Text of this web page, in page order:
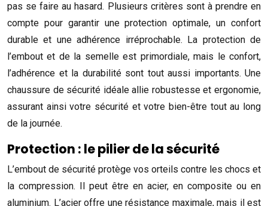
pas se faire au hasard. Plusieurs critères sont à prendre en
compte pour garantir une protection optimale, un confort
durable et une adhérence irréprochable. La protection de
l’embout et de la semelle est primordiale, mais le confort,
l’adhérence et la durabilité sont tout aussi importants. Une
chaussure de sécurité idéale allie robustesse et ergonomie,
assurant ainsi votre sécurité et votre bien-être tout au long
de la journée.
Protection : le pilier de la sécurité
L’embout de sécurité protège vos orteils contre les chocs et
la compression. Il peut être en acier, en composite ou en
aluminium. L’acier offre une résistance maximale, mais il est